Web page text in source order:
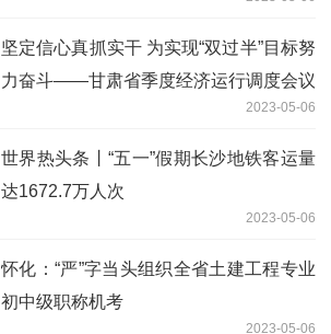
坚定信心真抓实干 为实现“双过半”目标努
力奋斗——甘肃省季度经济运行调度会议
2023-05-06
世界热头条丨“五一”假期长沙地铁客运量
达1672.7万人次
2023-05-06
怀化：“严”字当头组织全省土建工程专业
初中级职称机考
2023-05-06